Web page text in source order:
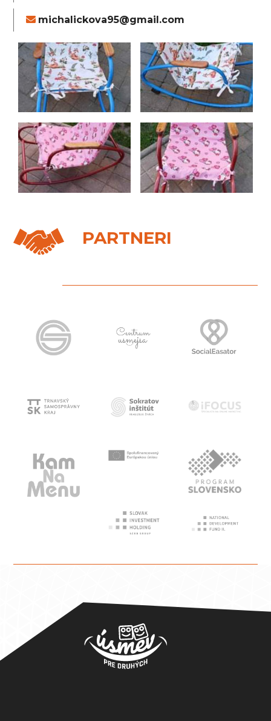
michalickova95@gmail.com
PARTNERI